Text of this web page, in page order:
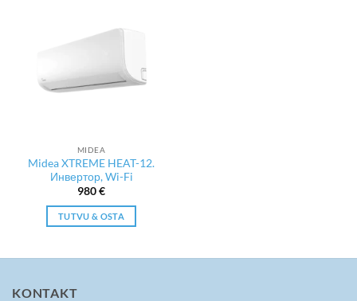
MIDEA
Midea XTREME HEAT-12.
Инвертор, Wi-Fi
980€
TUTVU & OSTA
KONTAKT